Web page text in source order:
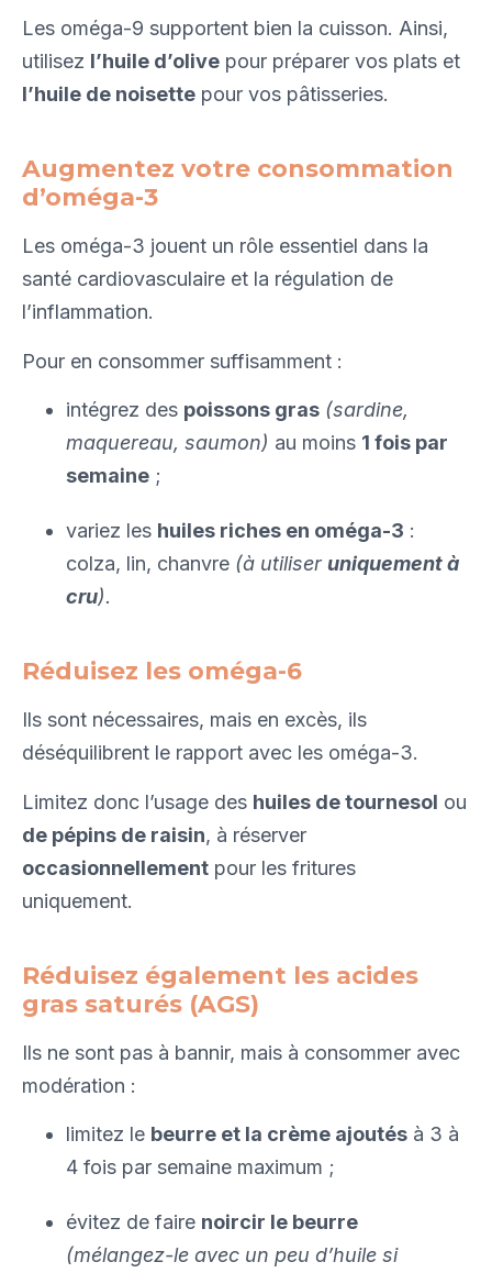
Les oméga-9 supportent bien la cuisson. Ainsi,
utilisez l’huile d’olive pour préparer vos plats et
l’huile de noisette pour vos pâtisseries.
Augmentez votre consommation
d’oméga-3
Les oméga-3 jouent un rôle essentiel dans la
santé cardiovasculaire et la régulation de
l’inflammation.
Pour en consommer suffisamment :
intégrez des poissons gras (sardine,
maquereau, saumon) au moins 1 fois par
semaine ;
variez les huiles riches en oméga-3 :
colza, lin, chanvre (à utiliser uniquement à
cru).
Réduisez les oméga-6
Ils sont nécessaires, mais en excès, ils
déséquilibrent le rapport avec les oméga-3.
Limitez donc l’usage des huiles de tournesol ou
de pépins de raisin, à réserver
occasionnellement pour les fritures
uniquement.
Réduisez également les acides
gras saturés (AGS)
Ils ne sont pas à bannir, mais à consommer avec
modération :
limitez le beurre et la crème ajoutés à 3 à
4 fois par semaine maximum ;
évitez de faire noircir le beurre
(mélangez-le avec un peu d’huile si